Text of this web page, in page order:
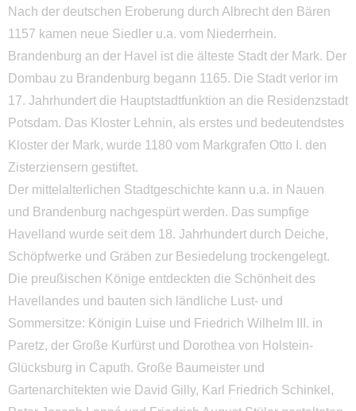
Nach der deutschen Eroberung durch Albrecht den Bären
1157 kamen neue Siedler u.a. vom Niederrhein.
Brandenburg an der Havel ist die älteste Stadt der Mark. Der
Dombau zu Brandenburg begann 1165. Die Stadt verlor im
17. Jahrhundert die Hauptstadtfunktion an die Residenzstadt
Potsdam. Das Kloster Lehnin, als erstes und bedeutendstes
Kloster der Mark, wurde 1180 vom Markgrafen Otto I. den
Zisterziensern gestiftet.
Der mittelalterlichen Stadtgeschichte kann u.a. in Nauen
und Brandenburg nachgespürt werden. Das sumpfige
Havelland wurde seit dem 18. Jahrhundert durch Deiche,
Schöpfwerke und Gräben zur Besiedelung trockengelegt.
Die preußischen Könige entdeckten die Schönheit des
Havellandes und bauten sich ländliche Lust- und
Sommersitze: Königin Luise und Friedrich Wilhelm III. in
Paretz, der Große Kurfürst und Dorothea von Holstein-
Glücksburg in Caputh. Große Baumeister und
Gartenarchitekten wie David Gilly, Karl Friedrich Schinkel,